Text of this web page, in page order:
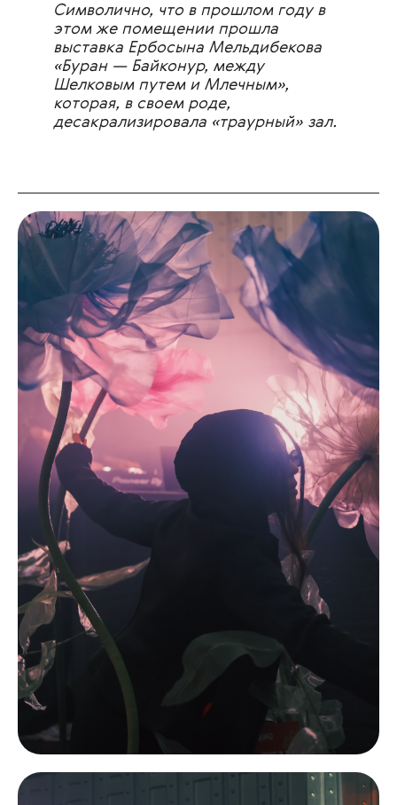
Символично, что в прошлом году в
этом же помещении прошла
выставка Ербосына Мельдибекова
«Буран — Байконур, между
Шелковым путем и Млечным»,
которая, в своем роде,
десакрализировала «траурный» зал.